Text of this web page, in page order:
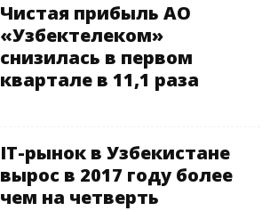
Чистая прибыль АО
«Узбектелеком»
снизилась в первом
квартале в 11,1 раза
IT-рынок в Узбекистане
вырос в 2017 году более
чем на четверть